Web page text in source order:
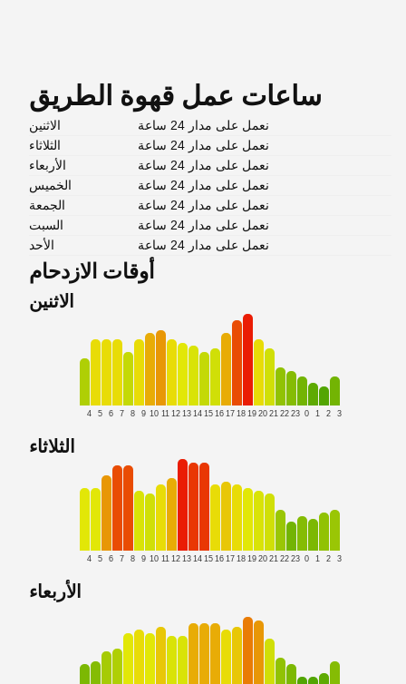
ساعات عمل قهوة الطريق
الاثنين
نعمل على مدار 24 ساعة
الثلاثاء
نعمل على مدار 24 ساعة
الأربعاء
نعمل على مدار 24 ساعة
الخميس
نعمل على مدار 24 ساعة
الجمعة
نعمل على مدار 24 ساعة
السبت
نعمل على مدار 24 ساعة
الأحد
نعمل على مدار 24 ساعة
أوقات الازدحام
الاثنين
4 5 6 7 8 9 10 11 12 13 14 15 16 17 18 19 20 21 22 23 0 1 2 3
الثلاثاء
4 5 6 7 8 9 10 11 12 13 14 15 16 17 18 19 20 21 22 23 0 1 2 3
الأربعاء